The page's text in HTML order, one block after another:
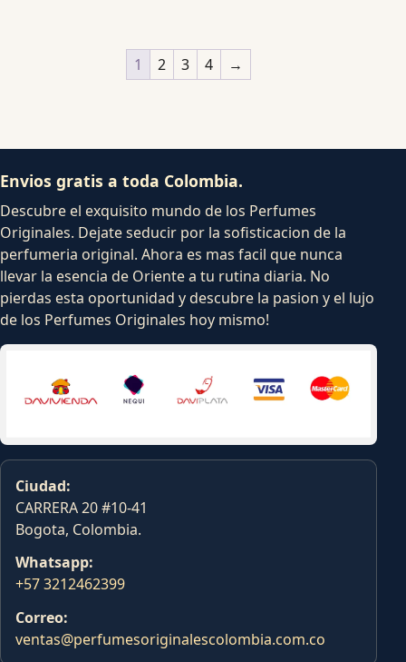
1 2 3 4 →
Envios gratis a toda Colombia.
Descubre el exquisito mundo de los Perfumes
Originales. Dejate seducir por la sofisticacion de la
perfumeria original. Ahora es mas facil que nunca
llevar la esencia de Oriente a tu rutina diaria. No
pierdas esta oportunidad y descubre la pasion y el lujo
de los Perfumes Originales hoy mismo!
Ciudad:
CARRERA 20 #10-41
Bogota, Colombia.
Whatsapp:
+57 3212462399
Correo:
ventas@perfumesoriginalescolombia.com.co